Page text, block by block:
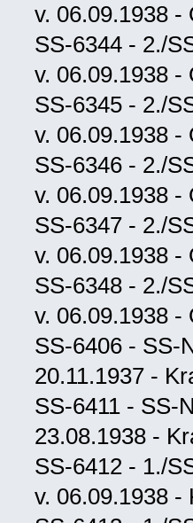
v. 06.09.1938 -
SS-6344 - 2./
v. 06.09.1938 -
SS-6345 - 2./
v. 06.09.1938 -
SS-6346 - 2./
v. 06.09.1938 -
SS-6347 - 2./
v. 06.09.1938 -
SS-6348 - 2./
v. 06.09.1938 -
SS-6406 - SS-
20.11.1937 -
SS-6411 - SS-
23.08.1938 -
SS-6412 - 1./
v. 06.09.1938 -